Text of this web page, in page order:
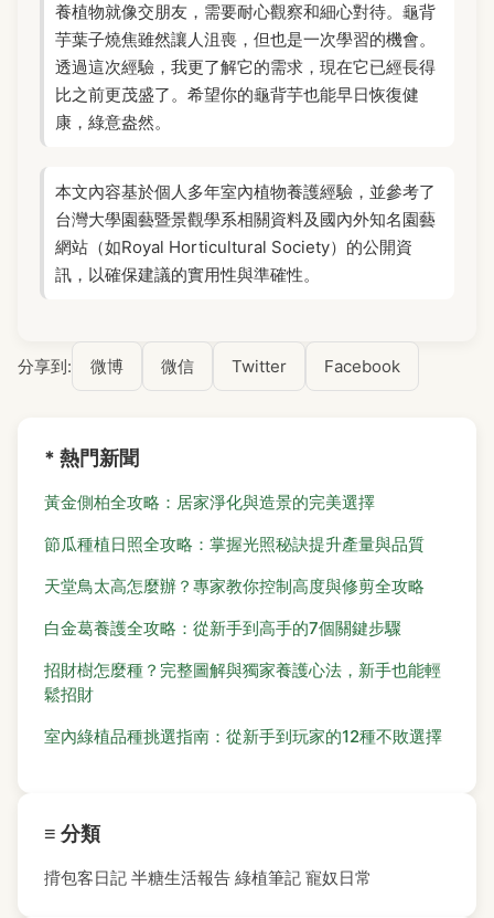
養植物就像交朋友，需要耐心觀察和細心對待。龜背
芋葉子燒焦雖然讓人沮喪，但也是一次學習的機會。
透過這次經驗，我更了解它的需求，現在它已經長得
比之前更茂盛了。希望你的龜背芋也能早日恢復健
康，綠意盎然。
本文內容基於個人多年室內植物養護經驗，並參考了
台灣大學園藝暨景觀學系相關資料及國內外知名園藝
網站（如Royal Horticultural Society）的公開資
訊，以確保建議的實用性與準確性。
分享到: 微博 微信 Twitter Facebook
* 熱門新聞
黃金側柏全攻略：居家淨化與造景的完美選擇
節瓜種植日照全攻略：掌握光照秘訣提升產量與品質
天堂鳥太高怎麼辦？專家教你控制高度與修剪全攻略
白金葛養護全攻略：從新手到高手的7個關鍵步驟
招財樹怎麼種？完整圖解與獨家養護心法，新手也能輕
鬆招財
室內綠植品種挑選指南：從新手到玩家的12種不敗選擇
≡ 分類
揹包客日記 半糖生活報告 綠植筆記 寵奴日常